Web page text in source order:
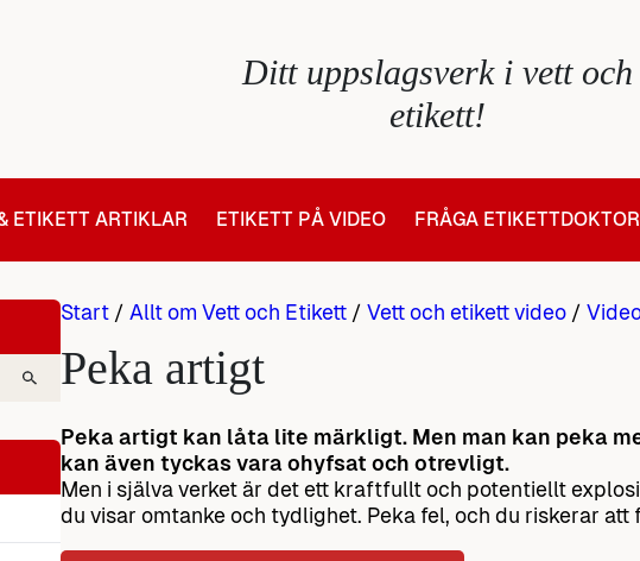
Ditt uppslagsverk i vett och
etikett!
ETIKETT ARTIKLAR ETIKETT PÅ VIDEO FRÅGA
Start / Allt om Vett och Etikett / Vett och etikett video /
Peka artigt
Peka artigt kan låta lite märkligt. Men man kan peka
kan även tyckas vara ohyfsat och otrevligt.
Men i själva verket är det ett kraftfullt och potentiellt
du visar omtanke och tydlighet. Peka fel, och du riskerar att